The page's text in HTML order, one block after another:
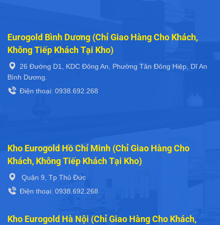
Eurogold Bình Dương (Chỉ Giao Hàng Cho Khách,
Không Tiếp Khách Tại Kho)
26 Đường D1, KDC Đông An, Phường Tân Đông Hiệp, Dĩ An
Bình Dương.
Điện thoại: 0938.692.268
Kho Eurogold Hồ Chí Minh (Chỉ Giao Hàng Cho
Khách, Không Tiếp Khách Tại Kho)
Quận 9, Tp Thủ Đức
Điện thoại: 0938.692.268
Kho Eurogold Hà Nội (Chỉ Giao Hàng Cho Khách,